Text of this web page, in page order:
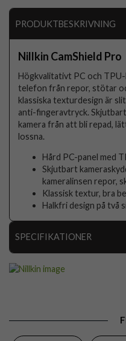
PRODUKTBESKRIVNING
Nillkin CamShield Pro
Högkvalitativt PC och
telefon från repor, stötar
klassiska texturdesign är
anti-fingeravtryck.
kamera från att bli repad,
lossna.
Hård PC-panel med
Skjutbart
kameralinsen repor,
Klassisk textur, bra
Halkfri design på två
SPECIFIKATIONER